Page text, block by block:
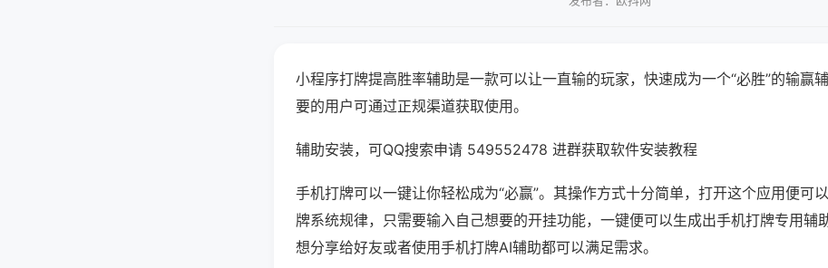
小程序打牌提高胜率辅助是一款可以让一直输的玩家，快速成为一个“必胜”的输赢
要的用户可通过正规渠道获取使用。
辅助安装，可QQ搜索申请 549552478 进群获取软件安装教程
手机打牌可以一键让你轻松成为“必赢”。其操作方式十分简单，打开这个应用便可
牌系统规律，只需要输入自己想要的开挂功能，一键便可以生成出手机打牌专用辅
想分享给好友或者使用手机打牌AI辅助都可以满足需求。